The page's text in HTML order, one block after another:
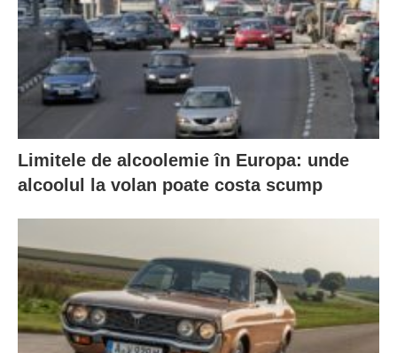
Limitele de alcoolemie în Europa: unde
alcoolul la volan poate costa scump